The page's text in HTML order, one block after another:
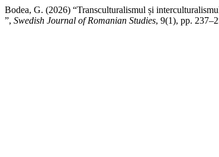
Bodea, G. (2026) “Transculturalismul și
”, Swedish Journal of Romanian Studies, 9(1), pp.